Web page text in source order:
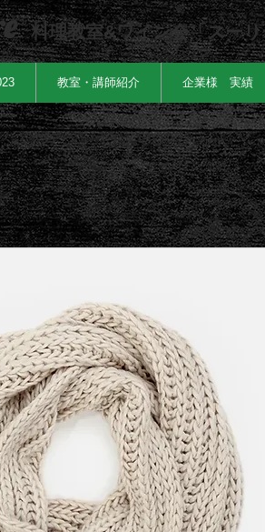
料理教室&ワイン会「スー
教室・講師紹介 企業様 実績